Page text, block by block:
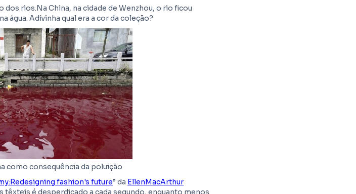
rios.Na China, na cidade de Wenzhou, o rio ficou
Adivinha qual era a cor da coleção?
como consequência da poluição
fashion's future” da EllenMacArthur
têxteis é desperdiçado a cada segundo, enquanto menos